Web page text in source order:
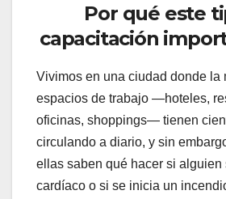
Por qué este
capacitación
Vivimos en una ciudad donde la
espacios de trabajo —hoteles,
oficinas, shoppings— tienen
circulando a diario, y sin
ellas saben qué hacer si alguien
cardíaco o si se inicia un